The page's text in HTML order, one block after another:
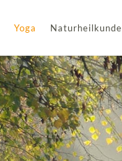
Yoga Naturheilkunde